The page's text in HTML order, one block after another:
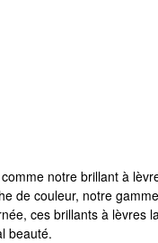
notre brillant à
de couleur, notre
ces brillants à lèvres
beauté.